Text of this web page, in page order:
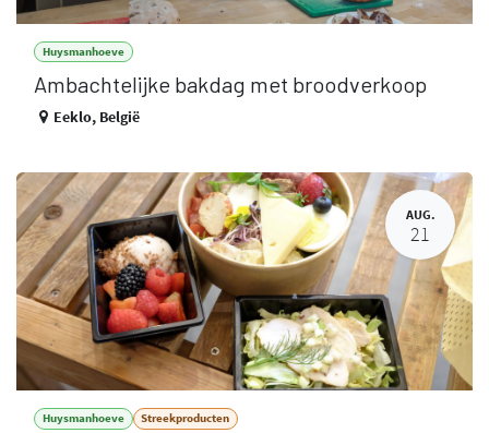
Huysmanhoeve
Ambachtelijke bakdag met broodverkoop
Eeklo, België
AUG.
21
Huysmanhoeve Streekproducten